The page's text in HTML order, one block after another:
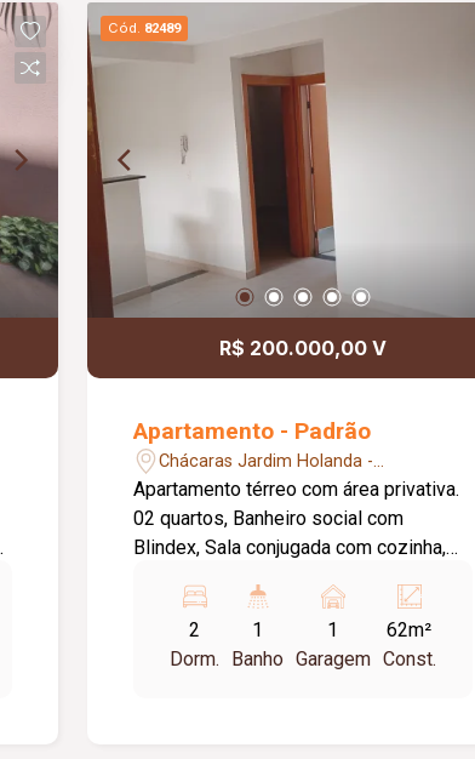
Cód. 82489
R$ 200.000,00 V
Apartamento - Padrão
Chácaras Jardim Holanda -
Uberlândia/MG
Apartamento térreo com área privativa.
02 quartos, Banheiro social com
Blindex, Sala conjugada com cozinha,
gás, Academia, Ponto de ônibus na
Salão de festas, Quadra coberta.
2
Dorm.
1
Banho
1
Garagem
62m²
Const.